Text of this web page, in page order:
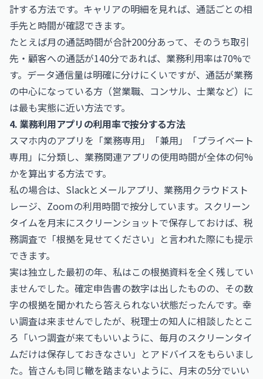
計する方法です。キャリアの明細を見れば、通話ごとの相
手先と時間が確認できます。
たとえば月の通話時間が合計200分あって、そのうち取引
先・顧客への通話が140分であれば、業務利用率は70%で
す。データ通信量は明確に分けにくいですが、通話が業務
の中心になっている方（営業職、コンサル、士業など）に
は最も実態に近い方法です。
4. 業務利用アプリの利用率で按分する方法
スマホ内のアプリを「業務専用」「兼用」「プライベート
専用」に分類し、業務関連アプリの使用時間が全体の何%
かを算出する方法です。
私の場合は、Slackとメールアプリ、業務用クラウドスト
レージ、Zoomの利用時間で按分しています。スクリーン
タイムを月末にスクリーンショットで保存しておけば、税
務調査で「根拠を見せてください」と言われた際にも提示
できます。
実は独立した最初の年、私はこの根拠資料を全く残してい
ませんでした。確定申告書の数字は出したものの、その数
字の根拠を聞かれたら答えられない状態だったんです。幸
い調査は来ませんでしたが、税理士の知人に相談したとこ
ろ「いつ調査が来てもいいように、毎月のスクリーンタイ
ムだけは保存しておきなさい」とアドバイスをもらいまし
た。皆さんも同じ轍を踏まないように、月末の5分でいい